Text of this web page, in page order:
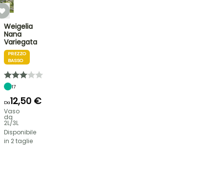
Weigelia
Nana
Variegata
PREZZO
BASSO
17
Da12,50 €
Vaso
da
2L/3L
Disponibile
in 2 taglie